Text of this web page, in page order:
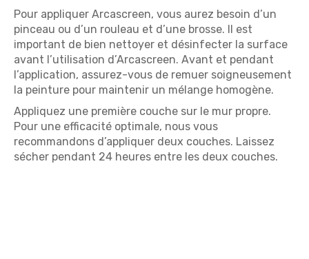
Pour appliquer Arcascreen, vous aurez besoin d’un
pinceau ou d’un rouleau et d’une brosse. Il est
important de bien nettoyer et désinfecter la surface
avant l’utilisation d’Arcascreen. Avant et pendant
l’application, assurez-vous de remuer soigneusement
la peinture pour maintenir un mélange homogène.
Appliquez une première couche sur le mur propre.
Pour une efficacité optimale, nous vous
recommandons d’appliquer deux couches. Laissez
sécher pendant 24 heures entre les deux couches.